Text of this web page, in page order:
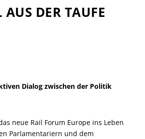
DER TAUFE
Dialog zwischen der Politik
neue Rail Forum Europe ins Leben
Parlamentariern und dem